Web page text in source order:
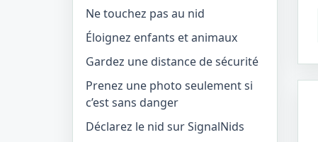
Ne touchez pas au nid
Éloignez enfants et animaux
Gardez une distance de sécurité
Prenez une photo seulement si
c’est sans danger
Déclarez le nid sur SignalNids